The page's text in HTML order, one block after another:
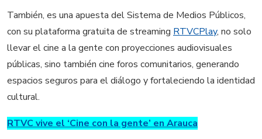
También, es una apuesta del Sistema de Medios Públicos,
con su plataforma gratuita de streaming RTVCPlay, no solo
llevar el cine a la gente con proyecciones audiovisuales
públicas, sino también cine foros comunitarios, generando
espacios seguros para el diálogo y fortaleciendo la identidad
cultural.
RTVC vive el ‘Cine con la gente’ en Arauca